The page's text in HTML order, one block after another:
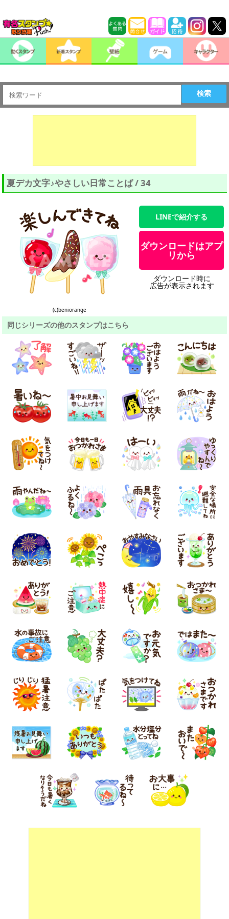
検索
夏デカ文字♪やさしい日常ことば / 34
(c)beniorange
LINEで紹介する
ダウンロードはアプ
リから
ダウンロード時に
広告が表示されます
同じシリーズの他のスタンプはこちら